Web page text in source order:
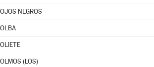
OJOS NEGROS
OLBA
OLIETE
OLMOS (LOS)